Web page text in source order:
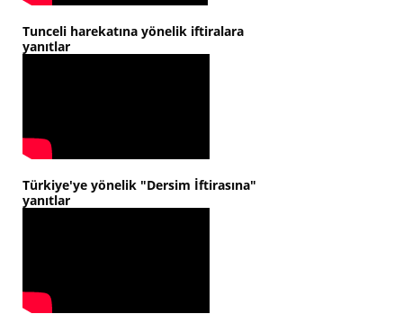
Tunceli harekatına yönelik iftiralara
yanıtlar
Türkiye'ye yönelik "Dersim İftirasına"
yanıtlar